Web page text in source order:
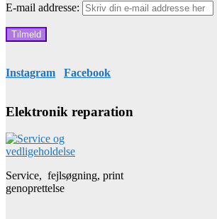
E-mail addresse:
Instagram Facebook
Elektronik reparation
Service, fejlsøgning, print
genoprettelse